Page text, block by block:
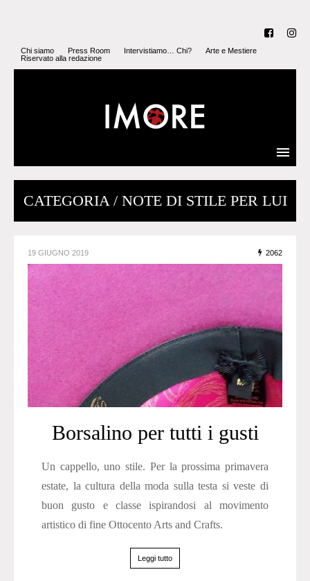
Chi siamo Press Room Intervistiamo… Chi?
Arte e Mestiere
Riservato alla redazione
CATEGORIA / NOTE DI STILE PER LUI
19 GIUGNO 2019 2062
Borsalino per tutti i gusti
Un cappello, uno stile. Per la prossima primavera
estate, la cultura della moda sulla testa si veste di
buon gusto e classe ispirandosi al movimento
artistico di fine Ottocento Arts and Crafts.
Leggi tutto